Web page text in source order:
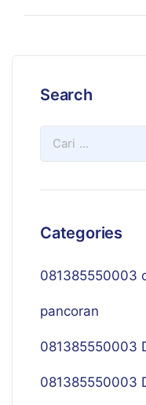
Search
Categories
081385550003
pancoran
081385550003
081385550003